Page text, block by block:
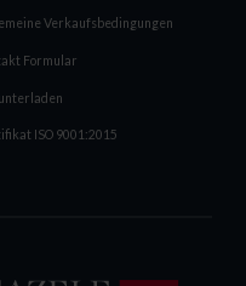
Verkaufsbedingungen
Formular
ISO 9001:2015